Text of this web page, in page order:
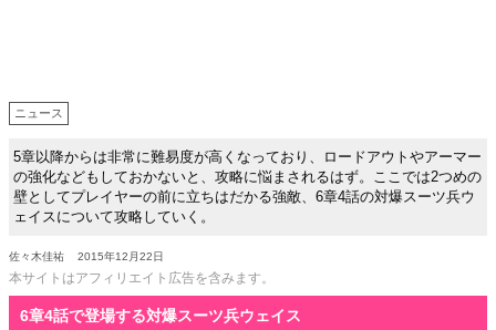
ニュース
5章以降からは非常に難易度が高くなっており、ロードアウトやアーマー
の強化などもしておかないと、攻略に悩まされるはず。ここでは2つめの
壁としてプレイヤーの前に立ちはだかる強敵、6章4話の対爆スーツ兵ウ
ェイスについて攻略していく。
佐々木佳祐 2015年12月22日
本サイトはアフィリエイト広告を含みます。
6章4話で登場する対爆スーツ兵ウェイス